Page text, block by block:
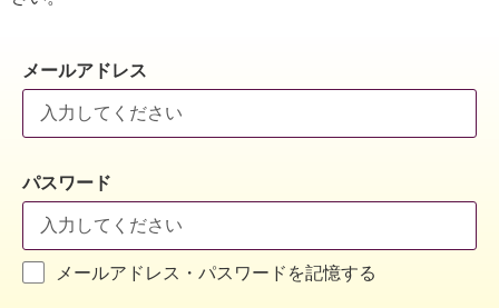
メールアドレス
パスワード
メールアドレス・パスワードを記憶する